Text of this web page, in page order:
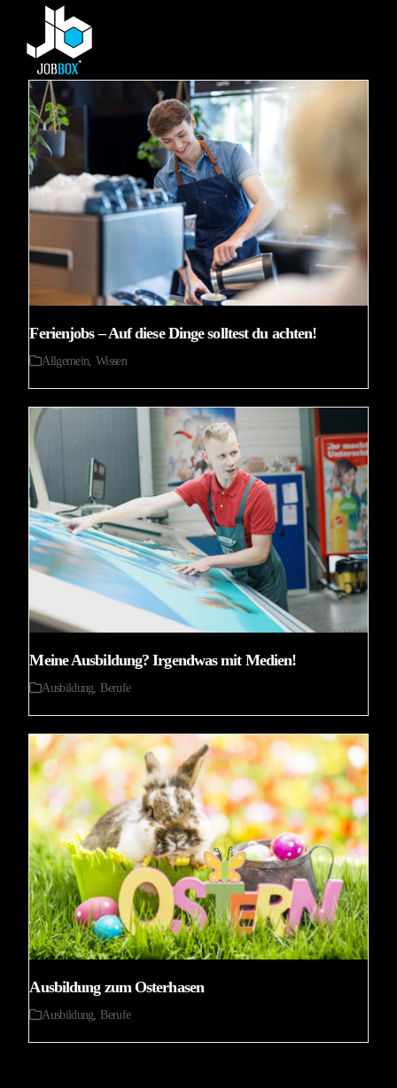
content
Open
mobile
menu
Close
mobile
menu
Ferienjobs – Auf diese Dinge solltest du achten!
Allgemein,Wissen
Meine Ausbildung? Irgendwas mit Medien!
Ausbildung, Berufe
Ausbildung zum Osterhasen
Ausbildung, Berufe